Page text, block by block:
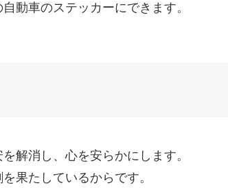
動車のステッカーにできます。
解消し、心を安らかにします。
果たしているからです。